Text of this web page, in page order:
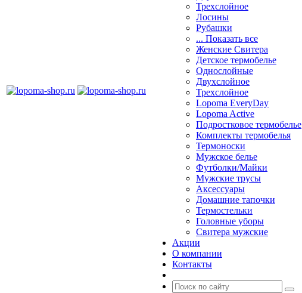
Трехслойное
Лосины
Рубашки
... Показать все
Женские Свитера
Детское термобелье
Однослойные
Двуxслойное
Трехслойное
Lopoma EveryDay
Lopoma Active
Подростковое термобелье
Комплекты термобелья
Термоноски
Мужское белье
Футболки/Майки
Мужские трусы
Аксессуары
Домашние тапочки
Термостельки
Головные уборы
Свитера мужские
Акции
О компании
Контакты